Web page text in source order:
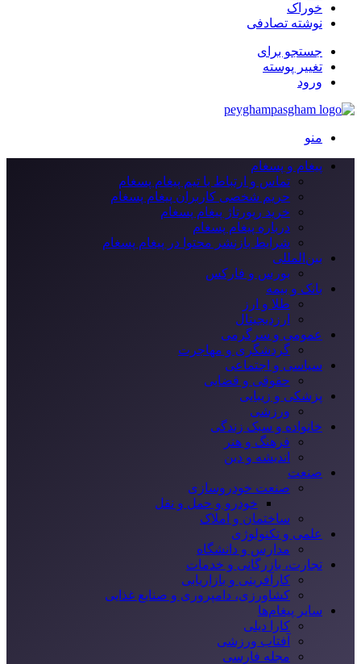
خوراک
نوشته تصادفی
جستجو برای
تغییر پوسته
ورود
منو
پیغام و پسغام
تماس و ارتباط با تیم پیغام پسغام
حریم شخصی کاربران پیغام پسغام
خرید رپورتاژ پیغام پسغام
درباره پیغام پسغام
شرایط بازنشر محتوا در پیغام پسغام
بین‌المللی
بورس و فارکس
بانک و بیمه
طلا و ارز
ارزدیجیتال
عمومی و سرگرمی
گردشگری و مهاجرت
سیاسی و اجتماعی
حقوقی و قضایی
پزشکی و زیبایی
ورزشی
خانواده و سبک زندگی
فرهنگ و هنر
اندیشه و دین
صنعت
صنعت خودروسازی
خودرو و حمل و نقل
ساختمان و املاک
علمی و تکنولوژی
مدارس و دانشگاه
تجارت، بازرگانی و خدمات
کارآفرینی و بازاریابی
کشاورزی، دامپروری و صنایع غذایی
سایر پیغام‌ها
کارا دیلی
آفتاب ورزشی
مجله فارسی